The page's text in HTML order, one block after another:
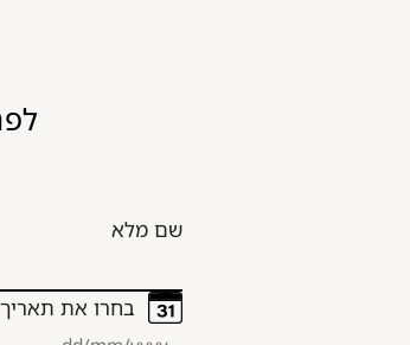
שם מלא
בחרו את